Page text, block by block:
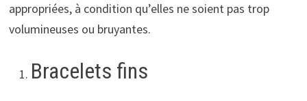
appropriées, à condition qu’elles ne soient pas trop
volumineuses ou bruyantes.
Bracelets fins